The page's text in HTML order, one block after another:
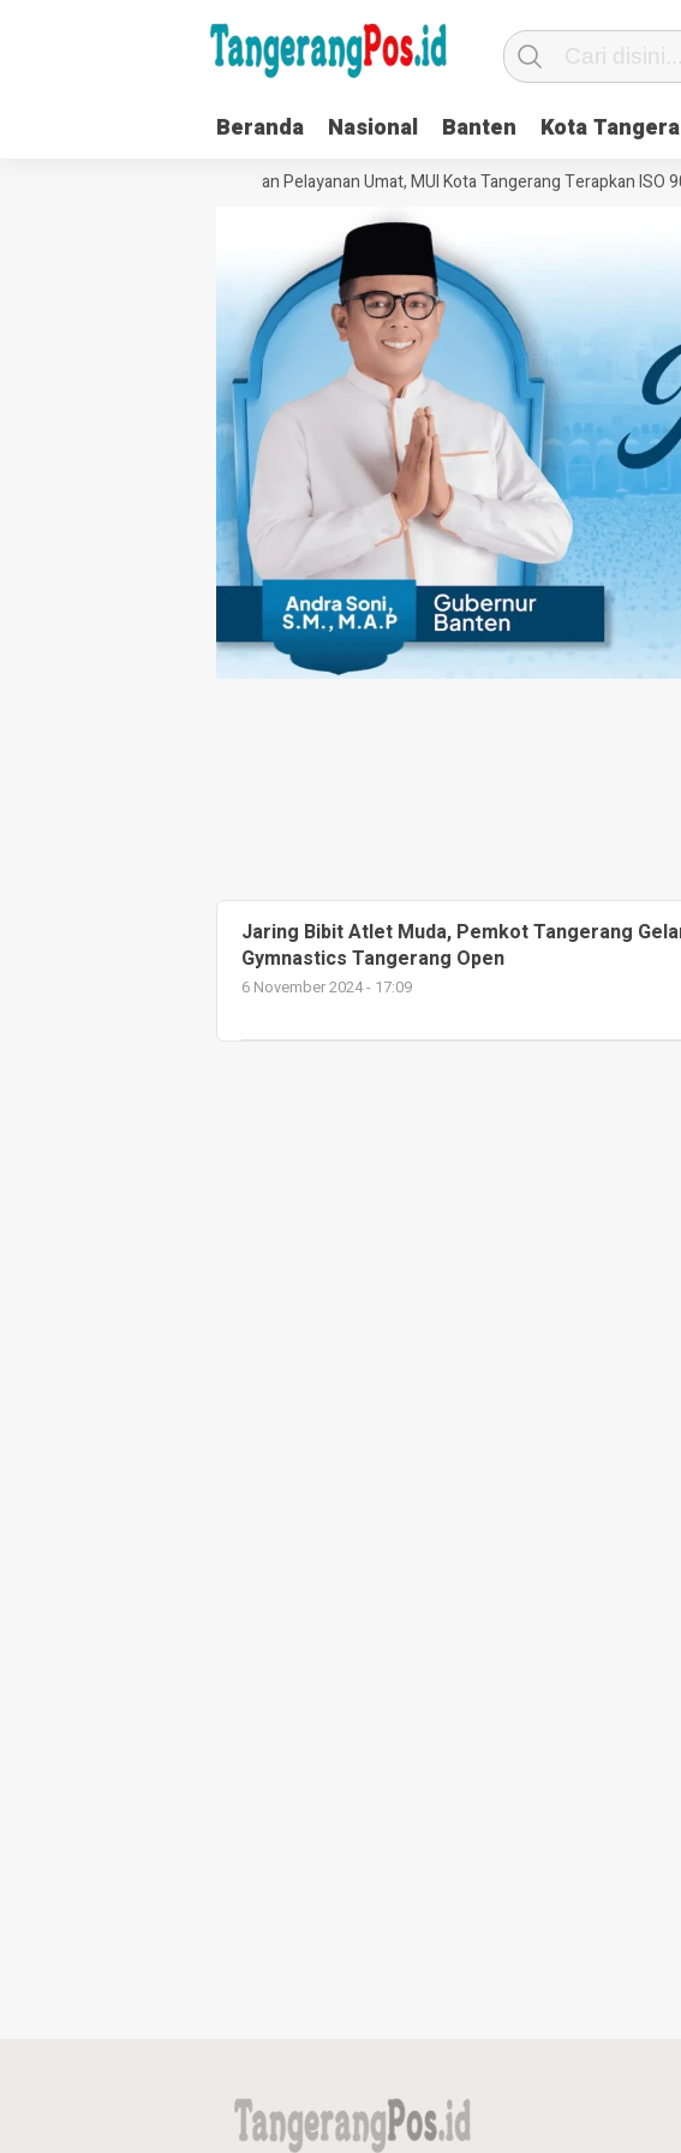
Beranda Nasional Banten Kota
Tata Kelola Organisasi dan Pelayanan Umat, MUI Kota Tangerang Terapkan ISO
Jaring Bibit Atlet Muda, Pemkot Tangerang
Gymnastics Tangerang Open
6 November 2024 - 17:09